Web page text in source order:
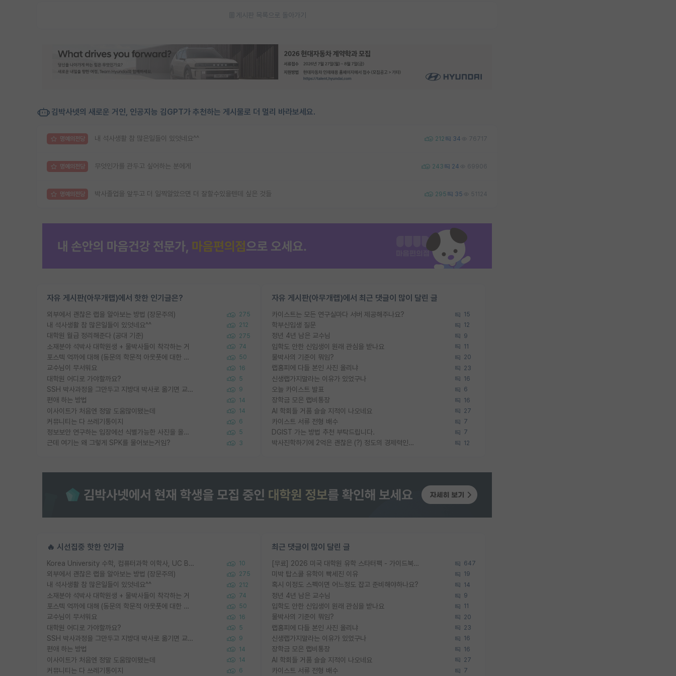
게시판 목록으로 돌아가기
김박사넷의 새로운 거인, 인공지능 김GPT가 추천하는 게시물로 더 멀리 바라보세요.
명예의전당 내 석사생활 참 많은일들이 있엇네요^^ 212 34 76717
명예의전당 무엇인가를 관두고 싶어하는 분에게 243 24 69906
명예의전당 박사졸업을 앞두고 더 일찍알았으면 더 잘할수있을텐데 싶은 것들 295 35 51124
자유 게시판(아무개랩)에서 핫한 인기글은?
외부에서 괜찮은 랩을 알아보는 방법 (장문주의) 275
내 석사생활 참 많은일들이 있엇네요^^ 212
대학원 월급 정리해준다 (공대 기준) 275
소재분야 석박사 대학원생 + 물박사들이 착각하는 거 74
포스텍 억까에 대해 (동문의 학문적 아웃풋에 대한 반박) 50
교수님이 무서워요 16
대학원 어디로 가야할까요? 5
SSH 박사과정을 그만두고 지방대 박사로 옮기면 교수의 꿈은 끝일까요? 9
편애 하는 방법 14
이사이트가 처음엔 정말 도움많이됐는데 14
커뮤니티는 다 쓰레기통이지 6
정보보안 연구하는 입장에선 식별가능한 사진을 올리는건 비추이긴함 5
근데 여기는 왜 그렇게 SPK를 물어보는거임? 3
자유 게시판(아무개랩)에서 최근 댓글이 많이 달린 글
카이스트는 모든 연구실마다 서버 제공해주나요? 15
학부신입생 질문 12
정년 4년 남은 교수님 9
입학도 안한 신입생이 원래 관심을 받나요 11
물박사의 기준이 뭐임? 20
랩홈피에 다들 본인 사진 올리냐 23
신생랩가지말라는 이유가 있었구나 16
오늘 카이스트 발표 6
장학금 모은 랩비통장 16
AI 학회들 거품 슬슬 지적이 나오네요 27
카이스트 서류 전형 배수 7
DGIST 가는 방법 추천 부탁드립니다. 7
박사진학하기에 2억은 괜찮은 (?) 정도의 경제력인가요 12
🔥 시선집중 핫한 인기글
Korea University 수학, 컴퓨터과학 이학사, UC Berkeley 산업공학 대학원 공학박사가 되는 것은 쉽지 않겠죠? 10
외부에서 괜찮은 랩을 알아보는 방법 (장문주의) 275
내 석사생활 참 많은일들이 있엇네요^^ 212
소재분야 석박사 대학원생 + 물박사들이 착각하는 거 74
포스텍 억까에 대해 (동문의 학문적 아웃풋에 대한 반박) 50
교수님이 무서워요 16
대학원 어디로 가야할까요? 5
SSH 박사과정을 그만두고 지방대 박사로 옮기면 교수의 꿈은 끝일까요? 9
편애 하는 방법 14
이사이트가 처음엔 정말 도움많이됐는데 14
커뮤니티는 다 쓰레기통이지 6
최근 댓글이 많이 달린 글
[무료] 2026 미국 대학원 유학 스타터팩 - 가이드북 & 합격자 컨택메일 템플릿 647
미박 탑스쿨 유학이 빡세진 이유 19
혹시 이정도 스펙이면 어느정도 잡고 준비해야하나요? 14
정년 4년 남은 교수님 9
입학도 안한 신입생이 원래 관심을 받나요 11
물박사의 기준이 뭐임? 20
랩홈피에 다들 본인 사진 올리냐 23
신생랩가지말라는 이유가 있었구나 16
장학금 모은 랩비통장 16
AI 학회들 거품 슬슬 지적이 나오네요 27
카이스트 서류 전형 배수 7